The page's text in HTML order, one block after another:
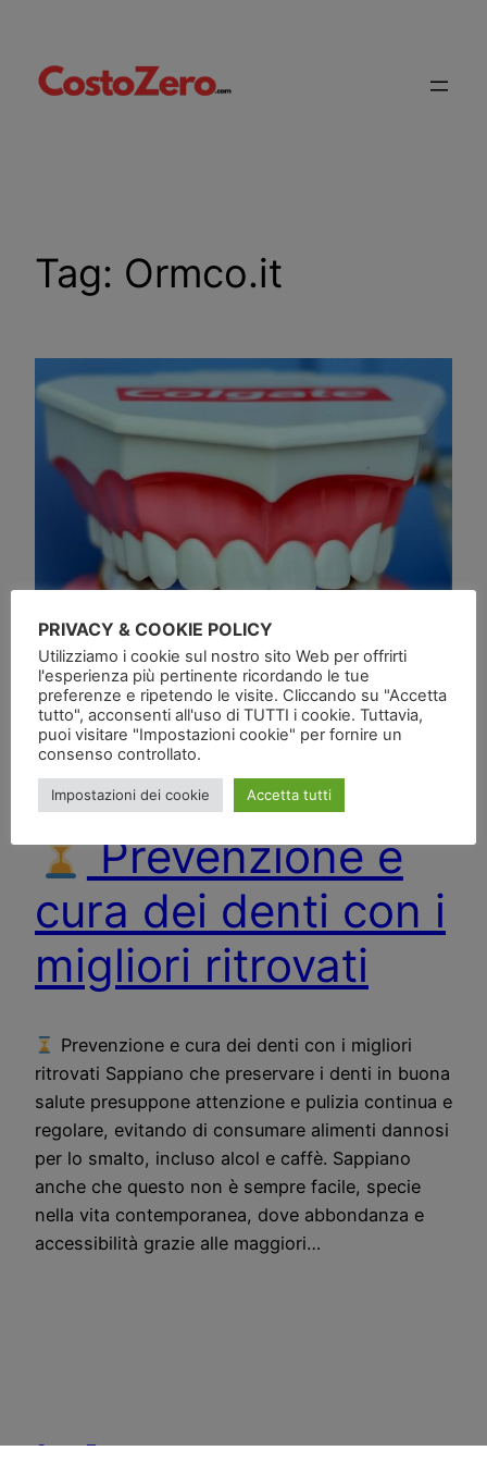
contenuto
Tag: Ormco.it
Prevenzione e
cura dei denti con i
migliori ritrovati
Prevenzione e cura dei denti con i migliori
ritrovati Sappiano che preservare i denti in buona
salute presuppone attenzione e pulizia continua e
regolare, evitando di consumare alimenti dannosi
per lo smalto, incluso alcol e caffè. Sappiano
anche che questo non è sempre facile, specie
nella vita contemporanea, dove abbondanza e
accessibilità grazie alle maggiori…
CostoZero.com
PRIVACY & COOKIE POLICY
Utilizziamo i cookie sul nostro sito Web per offrirti
l'esperienza più pertinente ricordando le tue
preferenze e ripetendo le visite. Cliccando su "Accetta
tutto", acconsenti all'uso di TUTTI i cookie. Tuttavia,
puoi visitare "Impostazioni cookie" per fornire un
consenso controllato.
Impostazioni dei cookie Accetta tutti